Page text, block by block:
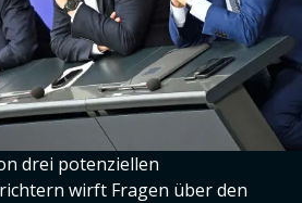
drei potenziellen
wirft Fragen über den